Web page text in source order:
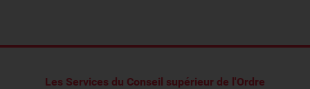
Les Services du Conseil supérieur de l'Ordre